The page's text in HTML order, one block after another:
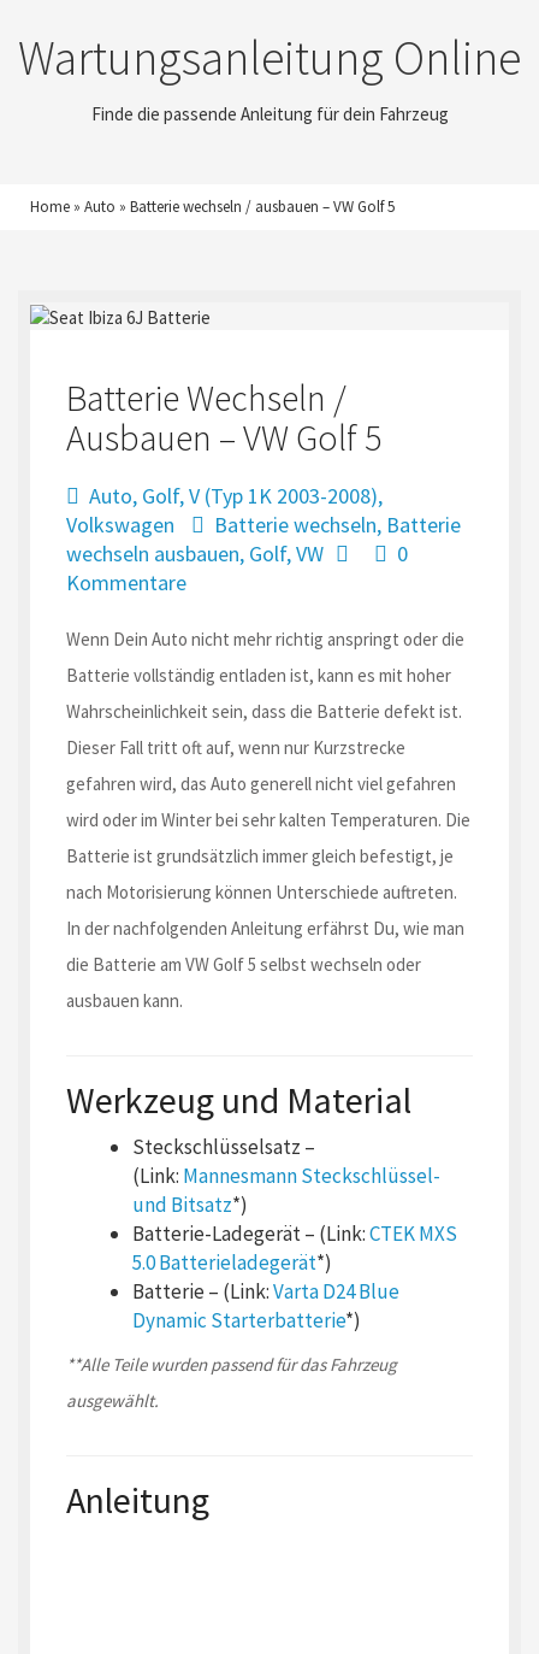
Wartungsanleitung Online
Finde die passende Anleitung für dein Fahrzeug
Home » Auto » Batterie wechseln / ausbauen – VW Golf 5
Batterie Wechseln /
Ausbauen – VW Golf 5
Auto, Golf,V (Typ 1K 2003-2008),
Volkswagen
Batterie wechseln, Batterie
wechseln ausbauen, Golf,VW
0
Kommentare
Wenn Dein Auto nicht mehr richtig anspringt oder die
Batterie vollständig entladen ist, kann es mit hoher
Wahrscheinlichkeit sein, dass die Batterie defekt ist.
Dieser Fall tritt oft auf, wenn nur Kurzstrecke
gefahren wird, das Auto generell nicht viel gefahren
wird oder im Winter bei sehr kalten Temperaturen. Die
Batterie ist grundsätzlich immer gleich befestigt, je
nach Motorisierung können Unterschiede auftreten.
In der nachfolgenden Anleitung erfährst Du, wie man
die Batterie am VW Golf 5 selbst wechseln oder
ausbauen kann.
Werkzeug und Material
Steckschlüsselsatz –
(Link: Mannesmann Steckschlüssel-
und Bitsatz*)
Batterie-Ladegerät – (Link:CTEK MXS
5.0 Batterieladegerät*)
Batterie – (Link:Varta D24 Blue
Dynamic Starterbatterie*)
**Alle Teile wurden passend für das Fahrzeug
ausgewählt.
Anleitung